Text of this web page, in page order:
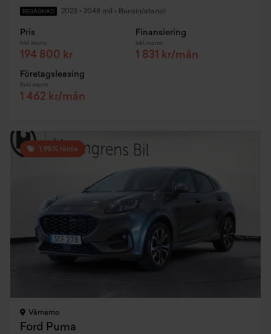
BEGAGNAD 2023 • 2048 mil • Bensin/etanol
Pris
Inkl. moms
194 800 kr
Finansiering
Inkl. moms
1 831 kr/mån
Företagsleasing
Exkl. moms
1 462 kr/mån
1,95% ränta
Värnamo
Ford Puma